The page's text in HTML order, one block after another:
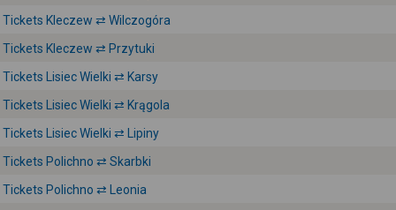
Tickets Kleczew ⇄ Wilczogóra
Tickets Kleczew ⇄ Przytuki
Tickets Lisiec Wielki ⇄ Karsy
Tickets Lisiec Wielki ⇄ Krągola
Tickets Lisiec Wielki ⇄ Lipiny
Tickets Polichno ⇄ Skarbki
Tickets Polichno ⇄ Leonia